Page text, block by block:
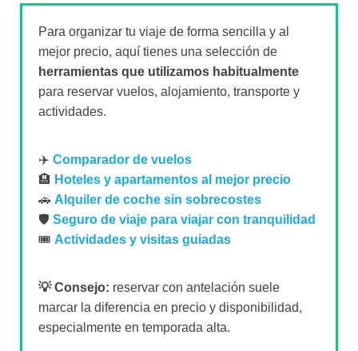
Para organizar tu viaje de forma sencilla y al
mejor precio, aquí tienes una selección de
herramientas que utilizamos habitualmente
para reservar vuelos, alojamiento, transporte y
actividades.
✈️ Comparador de vuelos
🏨 Hoteles y apartamentos al mejor precio
🚗 Alquiler de coche sin sobrecostes
🛡️ Seguro de viaje para viajar con tranquilidad
🎟️ Actividades y visitas guiadas
💡 Consejo: reservar con antelación suele
marcar la diferencia en precio y disponibilidad,
especialmente en temporada alta.